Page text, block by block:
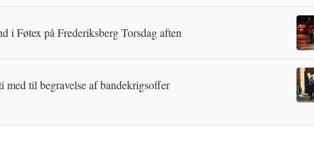
i Føtex på Frederiksberg Torsdag aften
med til begravelse af bandekrigsoffer